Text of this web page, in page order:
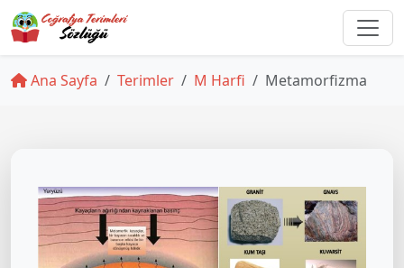
Ana Sayfa Terimler M Harfi Metamorfizma